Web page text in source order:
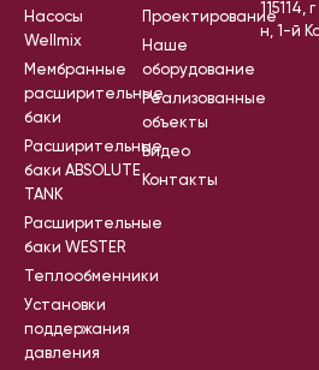
Насосы
Wellmix
Мембранные
расширительные
баки
Расширительные
баки ABSOLUTE
TANK
Расширительные
баки WESTER
Теплообменники
Установки
поддержания
давления
Проектирование
Наше
оборудование
Реализованные
объекты
Видео
Контакты
н, 1-й